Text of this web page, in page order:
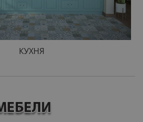
КУХНЯ